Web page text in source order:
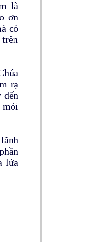
là
ơn
có
rạ
đến
mỗi
lửa